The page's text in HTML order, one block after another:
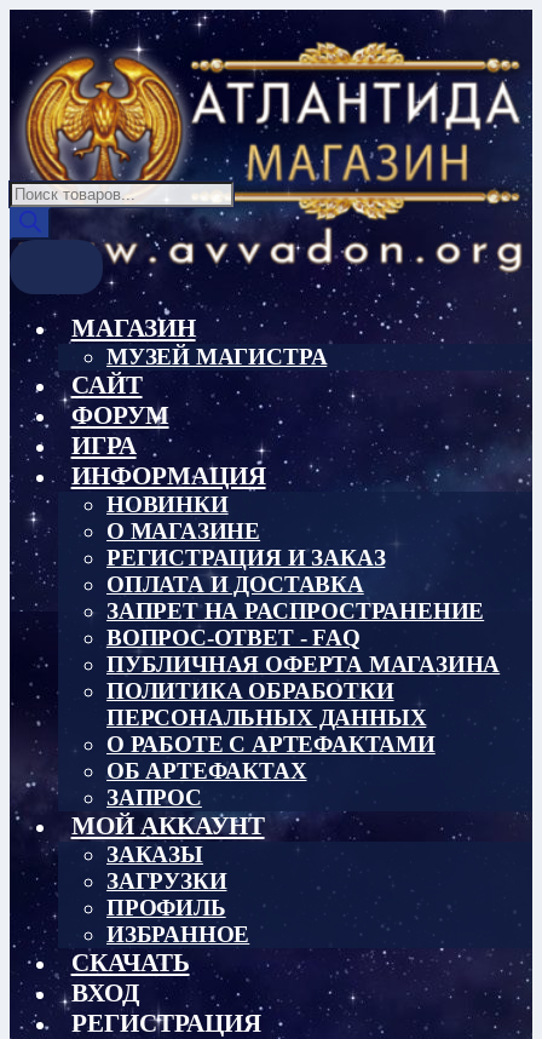
Перейти
навигации
Перейти
содержимому
Поиск
товаров
МАГАЗИН
МУЗЕЙ МАГИСТРА
САЙТ
ФОРУМ
ИГРА
ИНФОРМАЦИЯ
НОВИНКИ
О МАГАЗИНЕ
РЕГИСТРАЦИЯ И ЗАКАЗ
ОПЛАТА И ДОСТАВКА
ЗАПРЕТ НА РАСПРОСТРАНЕНИЕ
ВОПРОС-ОТВЕТ - FAQ
ПУБЛИЧНАЯ ОФЕРТА МАГАЗИНА
ПОЛИТИКА ОБРАБОТКИ
ПЕРСОНАЛЬНЫХ ДАННЫХ
О РАБОТЕ С АРТЕФАКТАМИ
ОБ АРТЕФАКТАХ
ЗАПРОС
МОЙ АККАУНТ
ЗАКАЗЫ
ЗАГРУЗКИ
ПРОФИЛЬ
ИЗБРАННОЕ
СКАЧАТЬ
ВХОД
РЕГИСТРАЦИЯ